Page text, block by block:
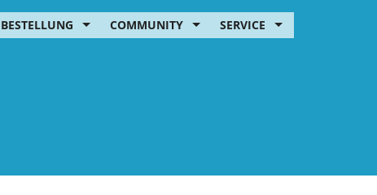
BESTELLUNG COMMUNITY SERVICE